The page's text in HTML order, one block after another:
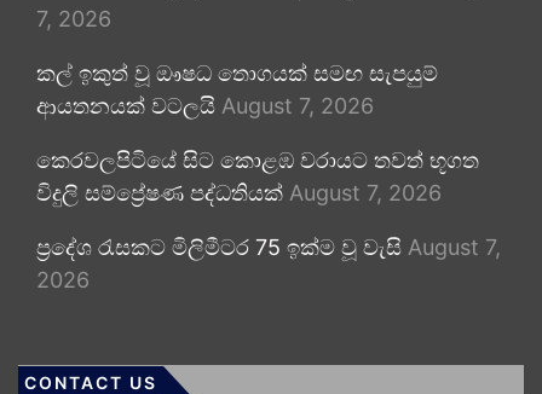
7, 2026
කල් ඉකුත් වූ ඖෂධ තොගයක් සමඟ සැපයුම්
ආයතනයක් වටලයි August 7, 2026
කෙරවලපිටියේ සිට කොළඹ වරායට තවත් භූගත
විදුලි සම්ප්‍රේෂණ පද්ධතියක් August 7, 2026
ප්‍රදේශ රැසකට මිලිමීටර 75 ඉක්ම වූ වැසි August 7,
2026
CONTACT US